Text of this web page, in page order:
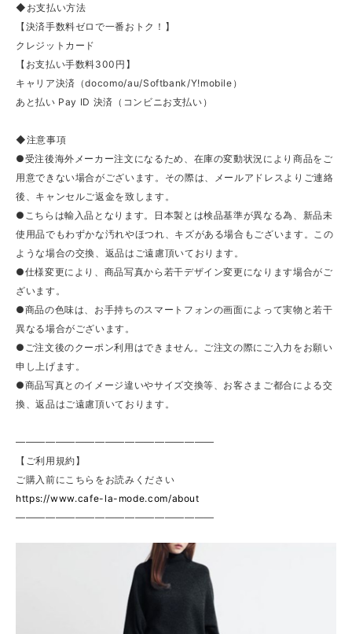
◆お支払い方法
【決済手数料ゼロで一番おトク！】
クレジットカード
【お支払い手数料300円】
キャリア決済（docomo/au/Softbank/Y!mobile）
あと払い Pay ID 決済（コンビニお支払い）
◆注意事項
●受注後海外メーカー注文になるため、在庫の変動状況により商品をご
用意できない場合がございます。その際は、メールアドレスよりご連絡
後、キャンセルご返金を致します。
●こちらは輸入品となります。日本製とは検品基準が異なる為、新品未
使用品でもわずかな汚れやほつれ、キズがある場合もございます。この
ような場合の交換、返品はご遠慮頂いております。
●仕様変更により、商品写真から若干デザイン変更になります場合がご
ざいます。
●商品の色味は、お手持ちのスマートフォンの画面によって実物と若干
異なる場合がございます。
●ご注文後のクーポン利用はできません。ご注文の際にご入力をお願い
申し上げます。
●商品写真とのイメージ違いやサイズ交換等、お客さまご都合による交
換、返品はご遠慮頂いております。
————————————————————
【ご利用規約】
ご購入前にこちらをお読みください
https://www.cafe-la-mode.com/about
————————————————————